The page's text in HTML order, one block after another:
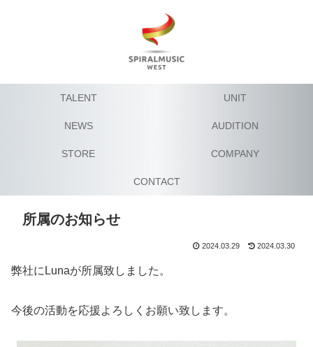
TALENT UNIT
NEWS AUDITION
STORE COMPANY
CONTACT
所属のお知らせ
2024.03.29 2024.03.30
弊社にLunaが所属致しました。
今後の活動を応援よろしくお願い致します。